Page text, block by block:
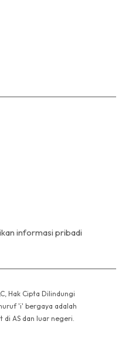
informasi pribadi
Hak Cipta Dilindungi
'i' bergaya adalah
AS dan luar negeri.